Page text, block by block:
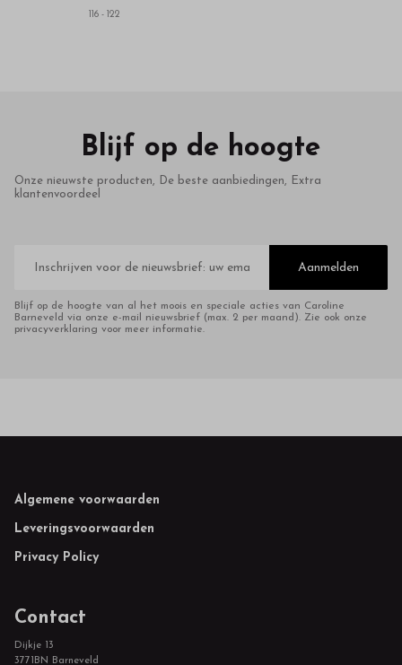
116 - 122
Blijf op de hoogte
Onze nieuwste producten, De beste aanbiedingen, Extra
klantenvoordeel
mailadres
Aanmelden
Blijf op de hoogte van al het moois en speciale acties van Caroline
Barneveld via onze e-mail nieuwsbrief (max. 2 per maand). Zie ook onze
privacyverklaring voor meer informatie.
Footer
Algemene voorwaarden
Leveringsvoorwaarden
Privacy Policy
Contact
Dijkje 13
3771BN Barneveld